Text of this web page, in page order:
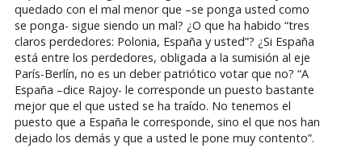
quedado con el mal menor que –se ponga usted como
se ponga- sigue siendo un mal? ¿O que ha habido “tres
claros perdedores: Polonia, España y usted”? ¿Si España
está entre los perdedores, obligada a la sumisión al eje
París-Berlín, no es un deber patriótico votar que no? “A
España –dice Rajoy- le corresponde un puesto bastante
mejor que el que usted se ha traído. No tenemos el
puesto que a España le corresponde, sino el que nos han
dejado los demás y que a usted le pone muy contento”.